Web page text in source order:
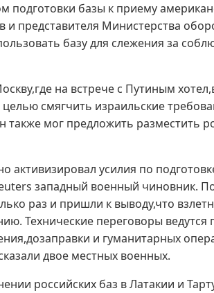
подготовки базы к приему
и представителя Министерства
базу для слежения за
на встрече с Путиным
целью смягчить израильские
мог предложить разместить
активизировал усилия по
западный военный чиновник.
раз и пришли к выводу,что
Технические переговоры ведутся
и гуманитарных
двое местных военных.
российских баз в Латакии и